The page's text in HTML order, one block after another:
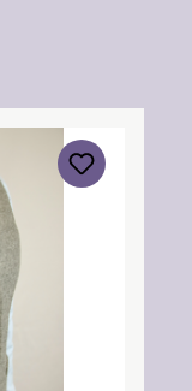
überspringen